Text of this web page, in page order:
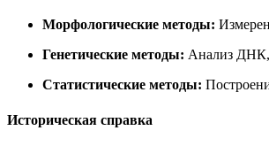
Морфологические методы:
Генетические методы: Анализ ДНК,
Статистические методы:
Историческая справка